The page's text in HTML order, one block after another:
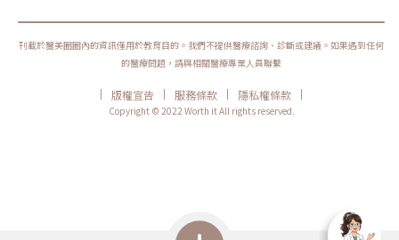
刊載於醫美圈圈內的資訊僅用於教育目的。我們不提供醫療諮詢、診斷或建議。如果遇到任何
的醫療問題，請與相關醫療專業人員聯繫
| 版權宣告 | 服務條款 | 隱私權條款
|
Copyright © 2022 Worth it All rights reserved.